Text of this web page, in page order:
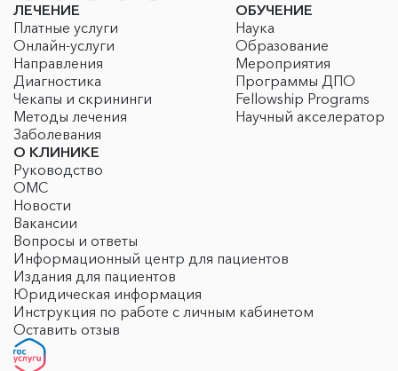
ЛЕЧЕНИЕ
Платные услуги
Онлайн-услуги
Направления
Диагностика
Чекапы и скрининги
Методы лечения
Заболевания
ОБУЧЕНИЕ
Наука
Образование
Мероприятия
Программы ДПО
Fellowship Programs
Научный акселератор
О КЛИНИКЕ
Руководство
ОМС
Новости
Вакансии
Вопросы и ответы
Информационный центр для пациентов
Издания для пациентов
Юридическая информация
Инструкция по работе с личным кабинетом
Оставить отзыв